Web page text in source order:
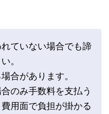
ていない場合でも諦
。
合があります。
のみ手数料を支払う
用面で負担が掛かる